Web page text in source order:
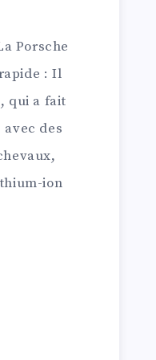
Porsche
: Il
qui a fait
des
ion